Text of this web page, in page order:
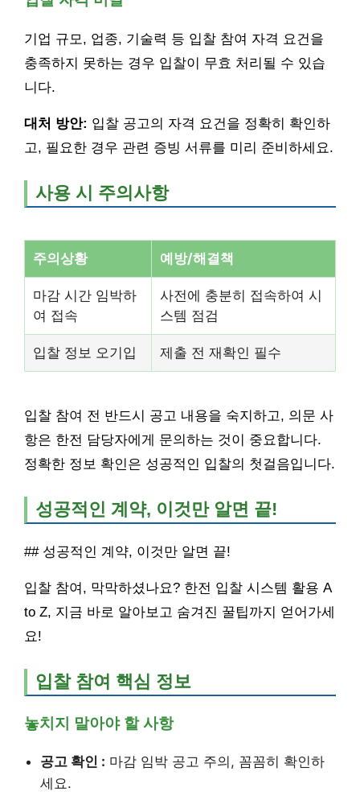
기업 규모, 업종, 기술력 등 입찰 참여 자격 요건을
충족하지 못하는 경우 입찰이 무효 처리될 수 있습
니다.
대처 방안: 입찰 공고의 자격 요건을 정확히 확인하
고, 필요한 경우 관련 증빙 서류를 미리 준비하세요.
사용 시 주의사항
주의상황 예방/해결책
마감 시간 임박하
여 접속
사전에 충분히 접속하여 시
스템 점검
입찰 정보 오기입 제출 전 재확인 필수
입찰 참여 전 반드시 공고 내용을 숙지하고, 의문 사
항은 한전 담당자에게 문의하는 것이 중요합니다.
정확한 정보 확인은 성공적인 입찰의 첫걸음입니다.
성공적인 계약, 이것만 알면 끝!
## 성공적인 계약, 이것만 알면 끝!
입찰 참여, 막막하셨나요? 한전 입찰 시스템 활용 A
to Z, 지금 바로 알아보고 숨겨진 꿀팁까지 얻어가세
요!
입찰 참여 핵심 정보
놓치지 말아야 할 사항
공고 확인 : 마감 임박 공고 주의, 꼼꼼히 확인하
세요.